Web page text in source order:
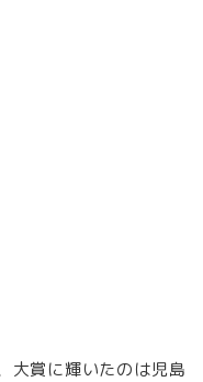
大賞に輝いたのは児島